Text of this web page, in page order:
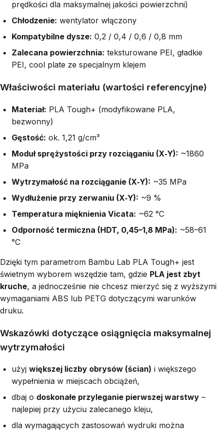
prędkości dla maksymalnej jakości powierzchni)
Chłodzenie: wentylator włączony
Kompatybilne dysze: 0,2 / 0,4 / 0,6 / 0,8 mm
Zalecana powierzchnia: teksturowane PEI, gładkie
PEI, cool plate ze specjalnym klejem
Właściwości materiału (wartości referencyjne)
Materiał: PLA Tough+ (modyfikowane PLA,
bezwonny)
Gęstość: ok. 1,21 g/cm³
Moduł sprężystości przy rozciąganiu (X‑Y): ~1860
MPa
Wytrzymałość na rozciąganie (X‑Y): ~35 MPa
Wydłużenie przy zerwaniu (X‑Y): ~9 %
Temperatura mięknienia Vicata: ~62 °C
Odporność termiczna (HDT, 0,45–1,8 MPa): ~58–61
°C
Dzięki tym parametrom Bambu Lab PLA Tough+ jest
świetnym wyborem wszędzie tam, gdzie PLA jest zbyt
kruche, a jednocześnie nie chcesz mierzyć się z wyższymi
wymaganiami ABS lub PETG dotyczącymi warunków
druku.
Wskazówki dotyczące osiągnięcia maksymalnej
wytrzymałości
użyj większej liczby obrysów (ścian) i większego
wypełnienia w miejscach obciążeń,
dbaj o doskonałe przyleganie pierwszej warstwy –
najlepiej przy użyciu zalecanego kleju,
dla wymagających zastosowań wydruki można